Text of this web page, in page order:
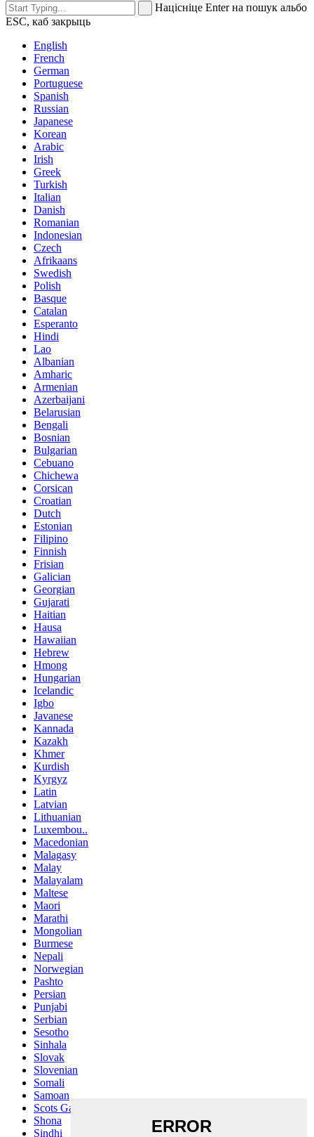
Націсніце Enter на пошук альбо
ESC, каб закрыць
English
French
German
Portuguese
Spanish
Russian
Japanese
Korean
Arabic
Irish
Greek
Turkish
Italian
Danish
Romanian
Indonesian
Czech
Afrikaans
Swedish
Polish
Basque
Catalan
Esperanto
Hindi
Lao
Albanian
Amharic
Armenian
Azerbaijani
Belarusian
Bengali
Bosnian
Bulgarian
Cebuano
Chichewa
Corsican
Croatian
Dutch
Estonian
Filipino
Finnish
Frisian
Galician
Georgian
Gujarati
Haitian
Hausa
Hawaiian
Hebrew
Hmong
Hungarian
Icelandic
Igbo
Javanese
Kannada
Kazakh
Khmer
Kurdish
Kyrgyz
Latin
Latvian
Lithuanian
Luxembou..
Macedonian
Malagasy
Malay
Malayalam
Maltese
Maori
Marathi
Mongolian
Burmese
Nepali
Norwegian
Pashto
Persian
Punjabi
Serbian
Sesotho
Sinhala
Slovak
Slovenian
Somali
Samoan
Scots Gaelic
Shona
Sindhi